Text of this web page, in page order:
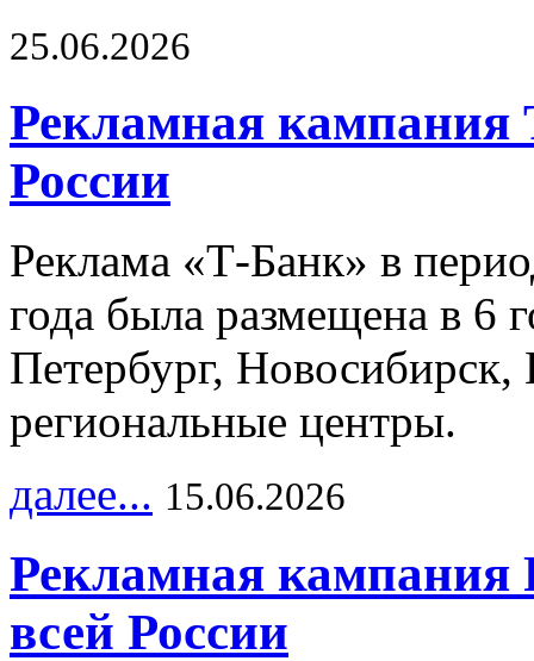
25.06.2026
Рекламная кампания
России
Реклама «Т-Банк» в
года была размещена в 6
Петербург,
региональные центры.
далее... 15.06.2026
Рекламная
всей России